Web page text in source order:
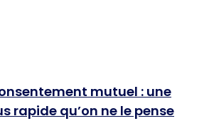
mutuel : une
rapide qu’on ne le pense